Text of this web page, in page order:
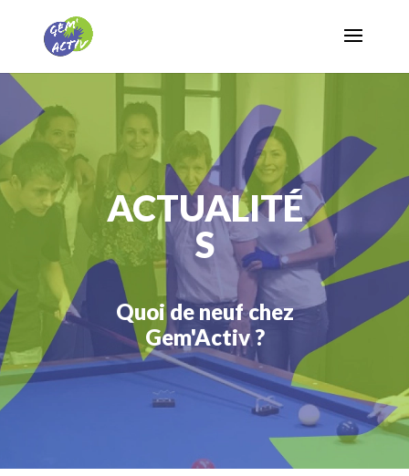
ACTUALITÉ
S
Quoi de neuf chez
Gem'Activ ?